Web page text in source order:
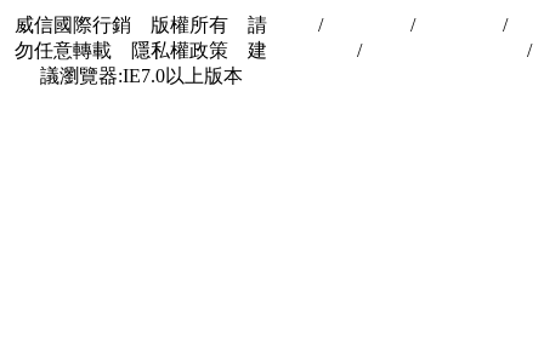
威信國際行銷 版權所有 請
勿任意轉載 隱私權政策 建
議瀏覽器:IE7.0以上版本
/ / /
/
/